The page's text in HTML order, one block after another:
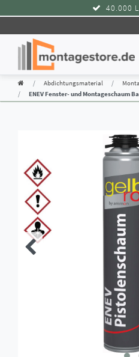
40.000
Abdichtungsmaterial
ENEV Fenster- und Montageschaum